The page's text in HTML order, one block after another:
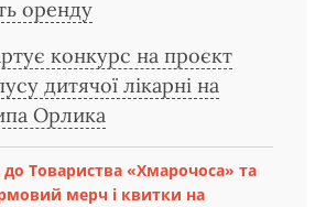
оренду
конкурс на проєкт
дитячої лікарні на
Орлика
Товариства «Хмарочоса» та
мерч і квитки на